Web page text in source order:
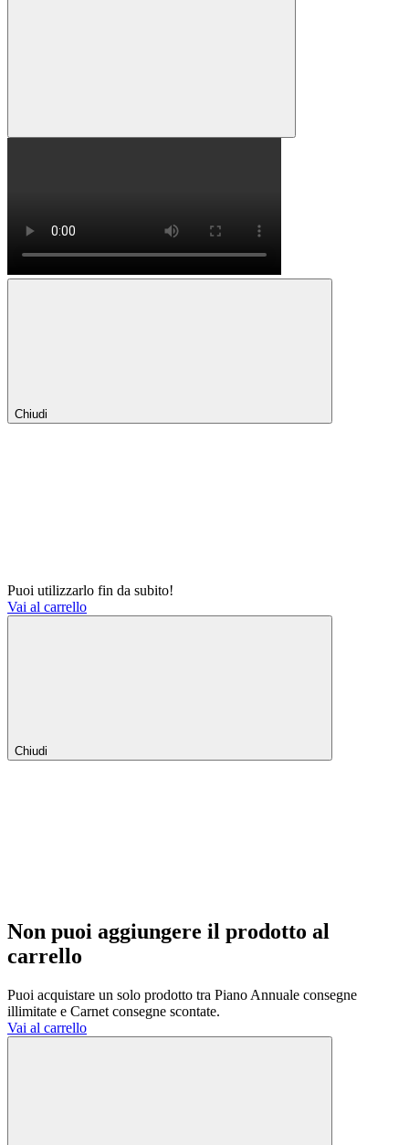
Chiudi
Puoi utilizzarlo fin da subito!
Vai al carrello
Chiudi
Non puoi aggiungere il prodotto al
carrello
Puoi acquistare un solo prodotto tra Piano Annuale consegne
illimitate e Carnet consegne scontate.
Vai al carrello